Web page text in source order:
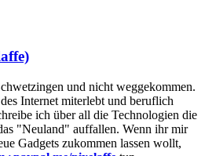
und nicht weggekommen.
Internet miterlebt und beruflich
ich über all die Technologien die
"Neuland" auffallen. Wenn ihr mir
Gadgets zukommen lassen wollt,